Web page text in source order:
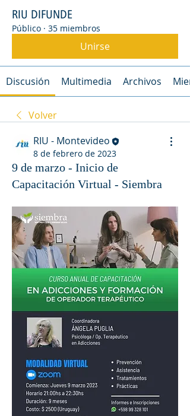
RIU DIFUNDE
Público · 35 miembros
Unirse
Discusión Multimedia Archivos
Volver
RIU - Montevideo
8 de febrero de 2023
9 de marzo - Inicio de
Capacitación Virtual - Siembra